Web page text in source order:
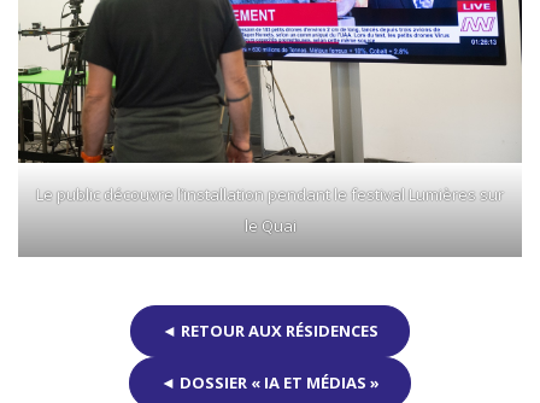
Le public découvre l’installation pendant le festival Lumières sur
le Quai
◄ RETOUR AUX RÉSIDENCES
◄ DOSSIER « IA ET MÉDIAS »